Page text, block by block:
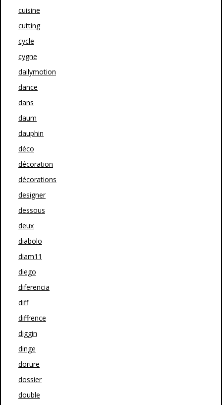
cuisine
cutting
cycle
cygne
dailymotion
dance
dans
daum
dauphin
déco
décoration
décorations
designer
dessous
deux
diabolo
diam11
diego
diferencia
diff
diffrence
diggin
dinge
dorure
dossier
double